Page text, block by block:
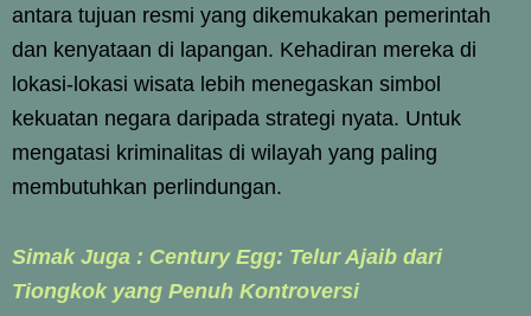
antara tujuan resmi yang dikemukakan pemerintah
dan kenyataan di lapangan. Kehadiran mereka di
lokasi-lokasi wisata lebih menegaskan simbol
kekuatan negara daripada strategi nyata. Untuk
mengatasi kriminalitas di wilayah yang paling
membutuhkan perlindungan.
Simak Juga : Century Egg: Telur Ajaib dari
Tiongkok yang Penuh Kontroversi